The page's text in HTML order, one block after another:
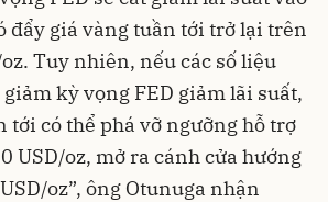
đẩy giá vàng tuần tới trở lại trên
Tuy nhiên, nếu các số liệu
kỳ vọng FED giảm lãi suất,
tới có thể phá vỡ ngưỡng hỗ trợ
USD/oz, mở ra cánh cửa hướng
oz”, ông Otunuga nhận